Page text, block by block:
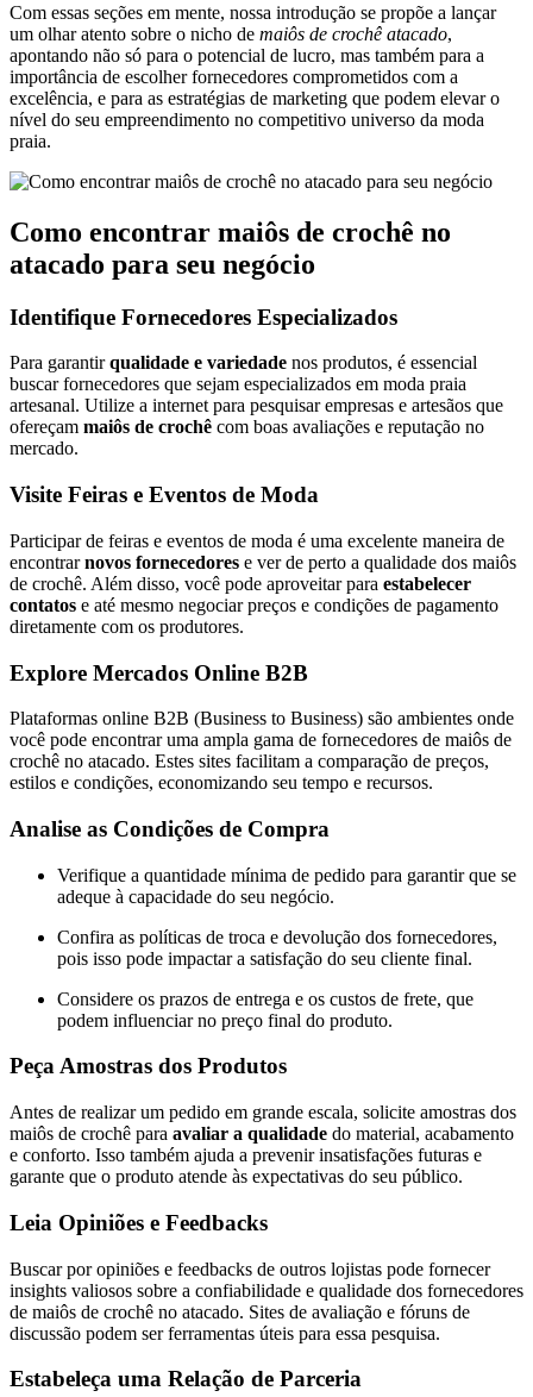
Com essas seções em mente, nossa introdução se propõe a lançar
um olhar atento sobre o nicho de maiôs de crochê atacado,
apontando não só para o potencial de lucro, mas também para a
importância de escolher fornecedores comprometidos com a
excelência, e para as estratégias de marketing que podem elevar o
nível do seu empreendimento no competitivo universo da moda
praia.
Como encontrar maiôs de crochê no
atacado para seu negócio
Identifique Fornecedores Especializados
Para garantirqualidade e variedade nos produtos, é essencial
buscar fornecedores que sejam especializados em moda praia
artesanal. Utilize a internet para pesquisar empresas e artesãos que
ofereçam maiôs de crochê com boas avaliações e reputação no
mercado.
Visite Feiras e Eventos de Moda
Participar de feiras e eventos de moda é uma excelente maneira de
encontrarnovos fornecedores e ver de perto a qualidade dos maiôs
de crochê. Além disso, você pode aproveitar para estabelecer
contatos e até mesmo negociar preços e condições de pagamento
diretamente com os produtores.
Explore Mercados Online B2B
Plataformas online B2B (Business to Business) são ambientes onde
você pode encontrar uma ampla gama de fornecedores de maiôs de
crochê no atacado. Estes sites facilitam a comparação de preços,
estilos e condições, economizando seu tempo e recursos.
Analise as Condições de Compra
Verifique a quantidade mínima de pedido para garantir que se
adeque à capacidade do seu negócio.
Confira as políticas de troca e devolução dos fornecedores,
pois isso pode impactar a satisfação do seu cliente final.
Considere os prazos de entrega e os custos de frete, que
podem influenciar no preço final do produto.
Peça Amostras dos Produtos
Antes de realizar um pedido em grande escala, solicite amostras dos
maiôs de crochê para avaliar a qualidade do material, acabamento
e conforto. Isso também ajuda a prevenir insatisfações futuras e
garante que o produto atende às expectativas do seu público.
Leia Opiniões e Feedbacks
Buscar por opiniões e feedbacks de outros lojistas pode fornecer
insights valiosos sobre a confiabilidade e qualidade dos fornecedores
de maiôs de crochê no atacado. Sites de avaliação e fóruns de
discussão podem ser ferramentas úteis para essa pesquisa.
Estabeleça uma Relação de Parceria